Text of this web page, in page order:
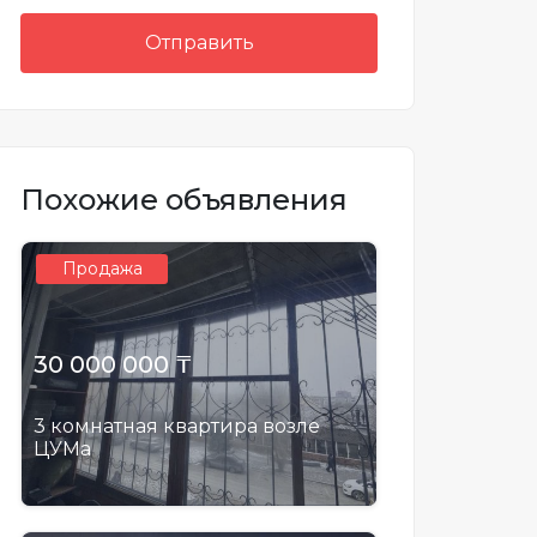
Отправить
Похожие объявления
Продажа
30 000 000 ₸
3 комнатная квартира возле
ЦУМа